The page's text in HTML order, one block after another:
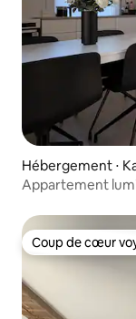
Hébergement ⋅
Appartement
Coup de cœur
Coup de cœur